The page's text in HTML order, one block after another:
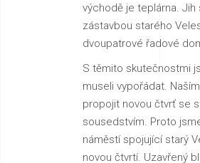
východě je teplárna. Jih
zástavbou starého
dvoupatrové řadové
S těmito skutečnostmi
museli vypořádat.
propojit novou čtvrť se
sousedstvím. Proto
náměstí spojující starý
novou čtvrtí. Uzavřený